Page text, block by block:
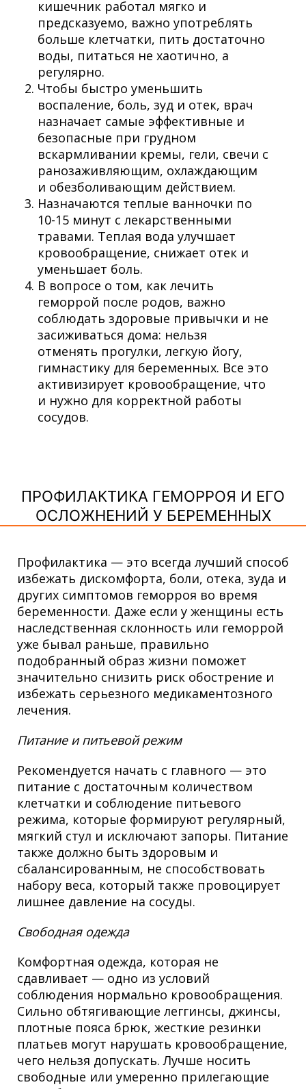
кишечник работал мягко и
предсказуемо, важно употреблять
больше клетчатки, пить достаточно
воды, питаться не хаотично, а
регулярно.
Чтобы быстро уменьшить
воспаление, боль, зуд и отек, врач
назначает самые эффективные и
безопасные при грудном
вскармливании кремы, гели, свечи с
ранозаживляющим, охлаждающим
и обезболивающим действием.
Назначаются теплые ванночки по
10-15 минут с лекарственными
травами. Теплая вода улучшает
кровообращение, снижает отек и
уменьшает боль.
В вопросе о том, как лечить
геморрой после родов, важно
соблюдать здоровые привычки и не
засиживаться дома: нельзя
отменять прогулки, легкую йогу,
гимнастику для беременных. Все это
активизирует кровообращение, что
и нужно для корректной работы
сосудов.
ПРОФИЛАКТИКА ГЕМОРРОЯ И ЕГО
ОСЛОЖНЕНИЙ У БЕРЕМЕННЫХ
Профилактика — это всегда лучший способ
избежать дискомфорта, боли, отека, зуда и
других симптомов геморроя во время
беременности. Даже если у женщины есть
наследственная склонность или геморрой
уже бывал раньше, правильно
подобранный образ жизни поможет
значительно снизить риск обострение и
избежать серьезного медикаментозного
лечения.
Питание и питьевой режим
Рекомендуется начать с главного — это
питание с достаточным количеством
клетчатки и соблюдение питьевого
режима, которые формируют регулярный,
мягкий стул и исключают запоры. Питание
также должно быть здоровым и
сбалансированным, не способствовать
набору веса, который также провоцирует
лишнее давление на сосуды.
Свободная одежда
Комфортная одежда, которая не
сдавливает — одно из условий
соблюдения нормально кровообращения.
Сильно обтягивающие леггинсы, джинсы,
плотные пояса брюк, жесткие резинки
платьев могут нарушать кровообращение,
чего нельзя допускать. Лучше носить
свободные или умеренно прилегающие